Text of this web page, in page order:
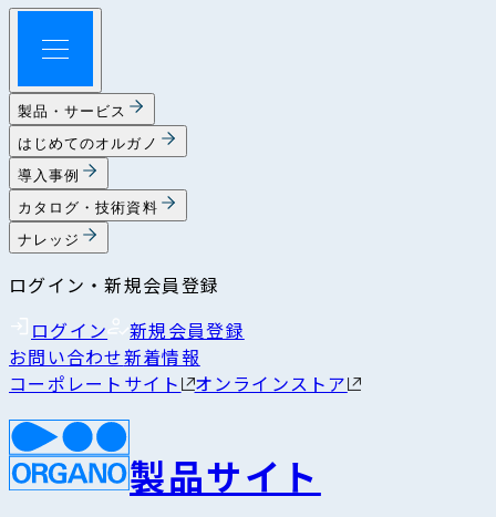
製品・サービス
はじめてのオルガノ
導入事例
カタログ・技術資料
ナレッジ
ログイン・新規会員登録
ログイン
新規会員登録
お問い合わせ新着情報
コーポレートサイト
オンラインストア
製品サイト